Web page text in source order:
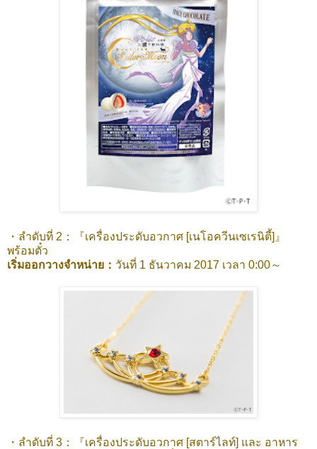
・ลำดับที่ 2：『เครื่องประดับอวกาศ [เนโอควีนเซเรนิตี้]』
พร้อมตั๋ว
เริ่มออกวางจำหน่าย： วันที่ 1 ธันวาคม 2017 เวลา 0:00～
・ลำดับที่ 3：『เครื่องประดับอวกาศ [สตาร์ไลท์] และ อาหาร